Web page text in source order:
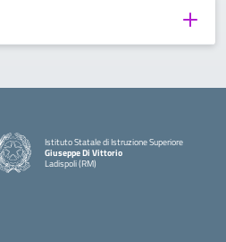
Istituto Statale di Istruzione Superiore
Giuseppe Di Vittorio
Ladispoli (RM)